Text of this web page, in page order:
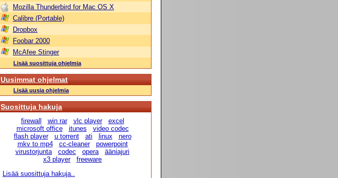
Mozilla Thunderbird for Mac OS X
Calibre (Portable)
Dropbox
Foobar 2000
McAfee Stinger
Lisää suosittuja ohjelmia
Uusimmat ohjelmat
Lisää uusia ohjelmia
Suosittuja hakuja
firewall win rar vlc player
excel
microsoft office
itunes
video codec
flash player
u torrent ati linux
nero
mkv to mp4
cc-cleaner
powerpoint
virustorjunta
codec opera
ääniajuri
x3 player
freeware
Lisää suosittuja hakuja..